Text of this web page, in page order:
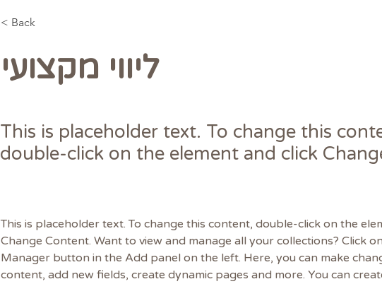
< Back
ליווי מקצועי
This is placeholder text. To change this
double-click on the element and click
This is placeholder text. To change this content, double-click on the
Change Content. Want to view and manage all your collections? Click
Manager button in the Add panel on the left. Here, you can make
content, add new fields, create dynamic pages and more. You can